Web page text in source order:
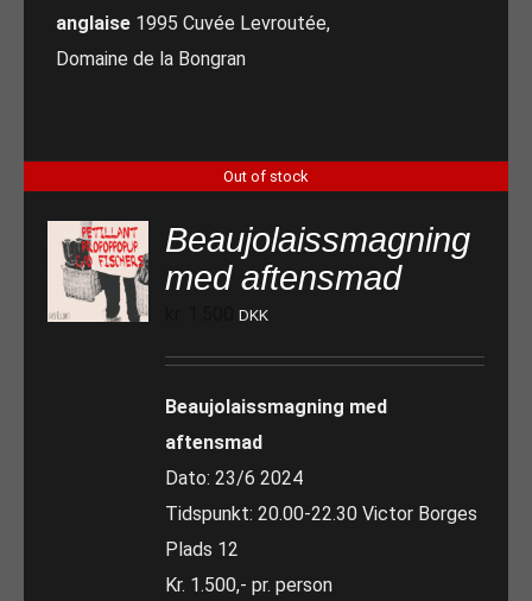
anglaise 1995 Cuvée Levroutée,
Domaine de la Bongran
Out of stock
Beaujolaissmagning
med aftensmad
DKK
Beaujolaissmagning med
aftensmad
Dato: 23/6 2024
Tidspunkt: 20.00-22.30 Victor Borges
Plads 12
Kr. 1.500,- pr. person